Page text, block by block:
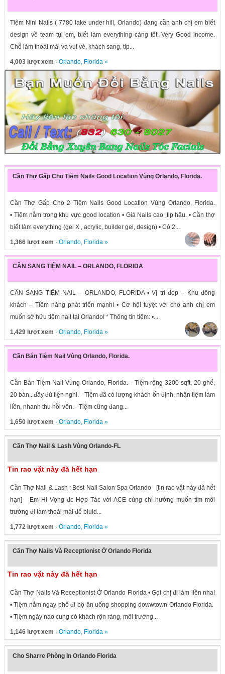
Tiệm Nini Nails ( 7780 lake under hill, Orlando) đang cần anh chị em biết
design về team tụi em, biết làm everything càng tốt. Very Good income.
Chỗ làm thoải mái và vui vẻ, khách sang, tip...
4,003 lượt xem · Orlando, Florida »
Cần Thợ Gấp Cho Tiệm Nails Good Location Vùng Orlando, Florida.
Cần Thợ Gấp Cho 2 Tiệm Nails Good Location Vùng Orlando, Florida.
• Tiệm nằm trong khu vực good location • Giá Nails cao ,tip hậu. • Cần thợ
biết làm everything (gel X , acrylic, builder gel, design) • Có 2...
1,366 lượt xem · Orlando, Florida»
CẦN SANG TIỆM NAIL – ORLANDO, FLORIDA
CẦN SANG TIỆM NAIL – ORLANDO, FLORIDA • Vị trí đẹp – Khu đông
khách – Tiềm năng phát triển mạnh! • Cơ hội tuyệt vời cho anh chị em
muốn sở hữu tiệm nail tại Orlando! * Thông tin tiệm: •...
1,429 lượt xem · Orlando, Florida»
Cần Bán Tiệm Nail Vùng Orlando, Florida.
Cần Bán Tiệm Nail Vùng Orlando, Florida. - Tiệm rộng 3200 sqft, 20 ghế,
20 bàn,..đầy đủ tiện nghi. - Tiệm đã có lượng khách ổn định, nhận tiệm làm
liền, nhanh thu hồi vốn. - Tiệm cũng đang...
1,650 lượt xem · Orlando, Florida»
Cần Thợ Nail & Lash Vùng Orlando-FL
Tin rao vặt này đã hết hạn
Cần Thợ Nail & Lash : Best Nail Salon Spa Orlando [tin rao vặt này đã hết
hạn] Em Hi Vọng đc Hợp Tác với ACE cùng chí hướng muốn tìm môi
trường đi làm thoải mái để biuld...
1,772 lượt xem · Orlando, Florida»
Cần Thợ Nails Và Receptionist Ở Orlando Florida
Tin rao vặt này đã hết hạn
Cần Thợ Nails Và Receptionist Ở Orlando Florida • Gọi chị đi làm liền nha!
• Tiệm nằm ngay phố đi bộ ăn uống shopping dowwtown Orlando Florida.
• Tiệm ngày nào cung có khách rộn ràng, môi trưởng...
1,146 lượt xem · Orlando, Florida»
Cho Sharre Phòng In Orlando Florida